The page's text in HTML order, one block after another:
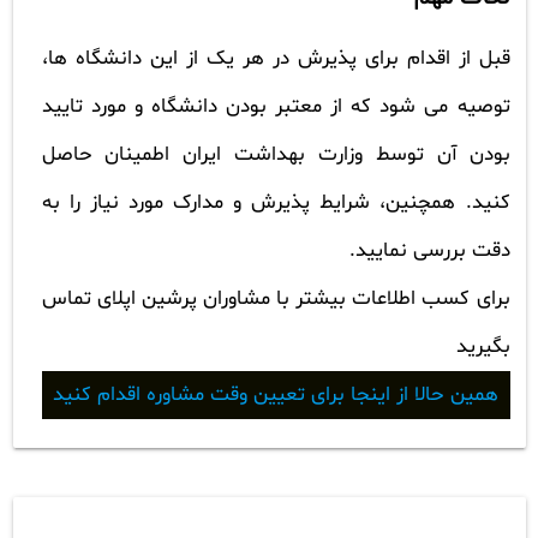
قبل از اقدام برای پذیرش در هر یک از این دانشگاه ها،
توصیه می شود که از معتبر بودن دانشگاه و مورد تایید
بودن آن توسط وزارت بهداشت ایران اطمینان حاصل
کنید. همچنین، شرایط پذیرش و مدارک مورد نیاز را به
دقت بررسی نمایید.
برای کسب اطلاعات بیشتر با مشاوران پرشین اپلای تماس
بگیرید
همین حالا از اینجا برای تعیین وقت مشاوره اقدام کنید